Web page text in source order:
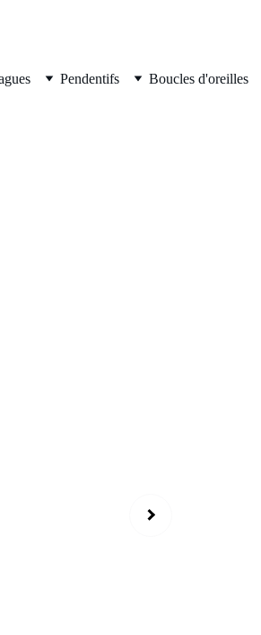
Pendentifs Boucles d'oreilles